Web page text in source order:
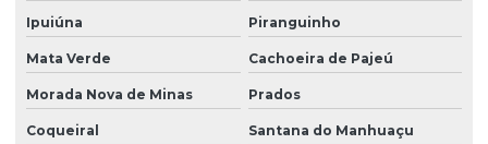
Ipuiúna Piranguinho
Mata Verde Cachoeira de Pajeú
Morada Nova de Minas Prados
Coqueiral Santana do Manhuaçu